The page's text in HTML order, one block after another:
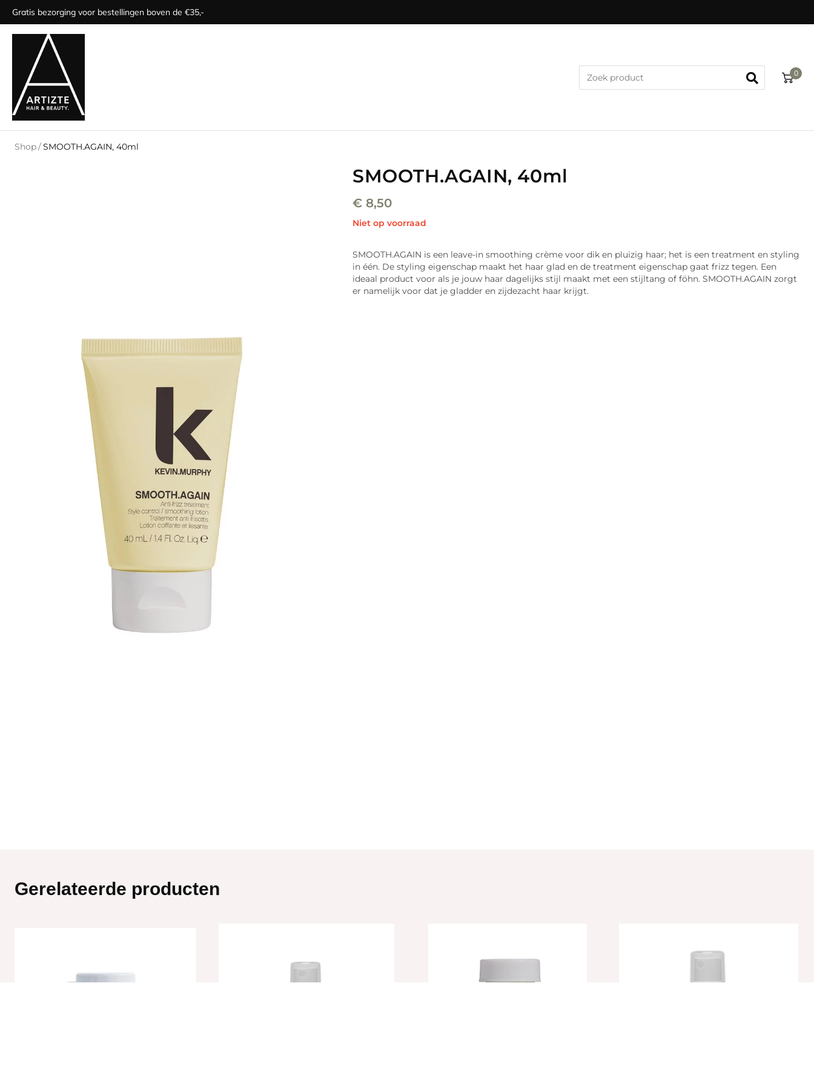
Gratis bezorging voor bestellingen boven de €35,-
0
Shop/SMOOTH.AGAIN, 40ml
SMOOTH.AGAIN, 40ml
€8,50
Niet op voorraad
SMOOTH.AGAIN is een leave-in smoothing crème voor dik en pluizig haar; het is een treatment en styling
in één. De styling eigenschap maakt het haar glad en de treatment eigenschap gaat frizz tegen. Een
ideaal product voor als je jouw haar dagelijks stijl maakt met een stijltang of föhn. SMOOTH.AGAIN zorgt
er namelijk voor dat je gladder en zijdezacht haar krijgt.
Gerelateerde producten